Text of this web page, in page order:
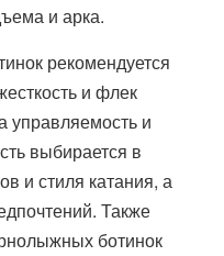
и арка.
рекомендуется
и флек
управляемость и
выбирается в
и стиля катания, а
Также
ботинок